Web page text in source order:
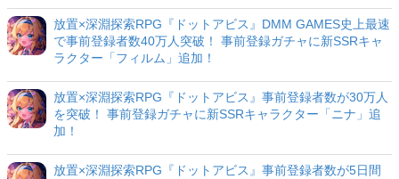
放置×深淵探索RPG『ドットアビス』DMM GAMES史上最速
で事前登録者数40万人突破！ 事前登録ガチャに新SSRキャ
ラクター「フィルム」追加！
放置×深淵探索RPG『ドットアビス』事前登録者数が30万人
を突破！ 事前登録ガチャに新SSRキャラクター「ニナ」追
加！
放置×深淵探索RPG『ドットアビス』事前登録者数が5日間